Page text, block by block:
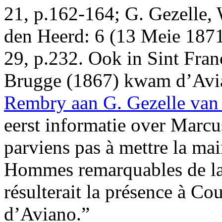
21, p.162-164; G. Gezelle,
den Heerd: 6 (13 Meie
29, p.232. Ook in Sint
Brugge (1867) kwam
Rembry aan G. Gezelle
eerst informatie over
parviens pas à mettre la
Hommes remarquables de
résulterait la présence à
d’Aviano.”